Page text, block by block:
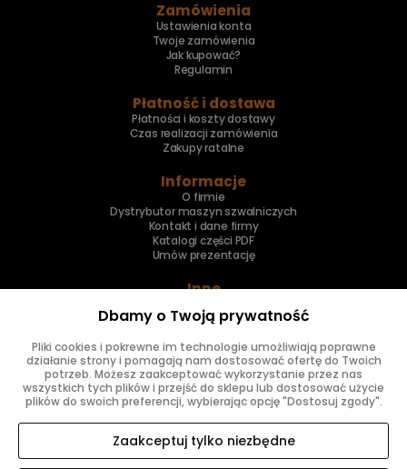
Zamówienia
Ustawienia konta
Twoje zamówienia
Jak kupować?
Regulamin
Płatność i dostawa
Płatności i koszty dostawy
Czas realizacji zamówienia
Zakupy ratalne
Informacje
O firmie
Dystrybutor maszyn szwalniczych
Kontakt i dane firmy
Katalogi części PDF
Umów prezentację
Inne
Naprawa maszyn
Znajdziesz nas
Dbamy o Twoją prywatność
Pliki cookies i pokrewne im technologie umożliwiają poprawne
działanie strony i pomagają nam dostosować ofertę do Twoich
potrzeb. Możesz zaakceptować wykorzystanie przez nas
wszystkich tych plików i przejść do sklepu lub dostosować użycie
plików do swoich preferencji, wybierając opcję "Dostosuj zgody".
Zaakceptuj tylko niezbędne